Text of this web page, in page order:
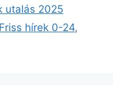
utalás 2025
Friss hírek 0-24,